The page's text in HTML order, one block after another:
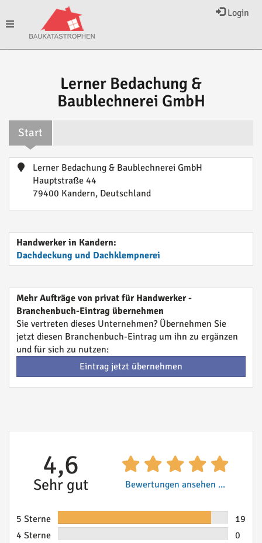
Login
Toggle
Lerner Bedachung &
Baublechnerei GmbH
Start
Lerner Bedachung & Baublechnerei GmbH
Hauptstraße 44
79400 Kandern, Deutschland
Handwerker in Kandern:
Dachdeckung und Dachklempnerei
Mehr Aufträge von privat für Handwerker -
Branchenbuch-Eintrag übernehmen
Sie vertreten dieses Unternehmen? Übernehmen Sie
jetzt diesen Branchenbuch-Eintrag um ihn zu ergänzen
und für sich zu nutzen:
Eintrag jetzt übernehmen
4,6
Sehr gut Bewertungen ansehen ...
5 Sterne
19
4 Sterne
0